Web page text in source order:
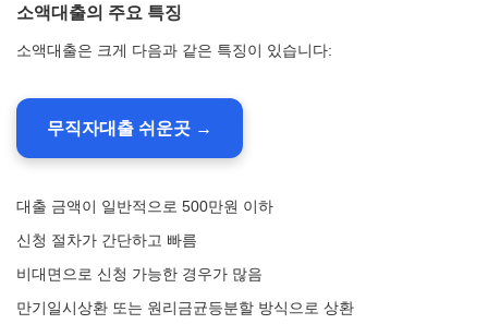
소액대출의 주요 특징
소액대출은 크게 다음과 같은 특징이 있습니다:
무직자대출 쉬운곳 →
대출 금액이 일반적으로 500만원 이하
신청 절차가 간단하고 빠름
비대면으로 신청 가능한 경우가 많음
만기일시상환 또는 원리금균등분할 방식으로 상환